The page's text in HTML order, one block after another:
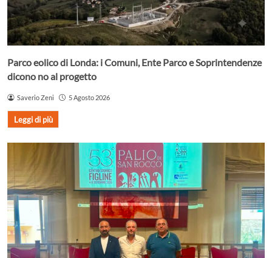
Parco eolico di Londa: i Comuni, Ente Parco e Soprintendenze
dicono no al progetto
Saverio Zeni 5 Agosto 2026
Leggi di più